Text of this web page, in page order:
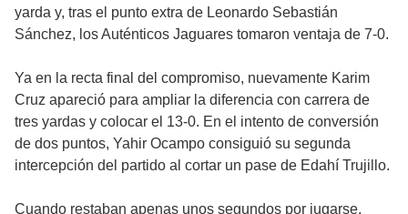
yarda y, tras el punto extra de Leonardo Sebastián
Sánchez, los Auténticos Jaguares tomaron ventaja de 7-0.
Ya en la recta final del compromiso, nuevamente Karim
Cruz apareció para ampliar la diferencia con carrera de
tres yardas y colocar el 13-0. En el intento de conversión
de dos puntos, Yahir Ocampo consiguió su segunda
intercepción del partido al cortar un pase de Edahí Trujillo.
Cuando restaban apenas unos segundos por jugarse,